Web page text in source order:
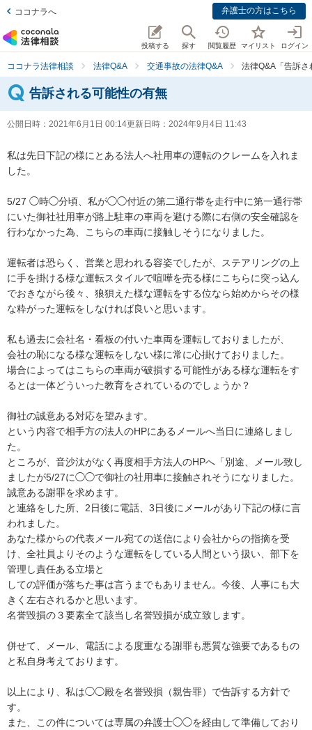
ココナラへ 弁護士の方はこちら
投稿する 探す 閲覧履歴 マイリスト ログイン
ココナラ法律相談 法律Q&A 交通事故の法律Q&A 法律Q&A「告訴
告訴される可能性の有無
公開日時： 2021年6月1日 00:14更新日時： 2024年9月4日 11:43
私は先日下記の様にとある法人へ社用車の運転のクレームを入れま
した。
5/27 ◯時◯分頃、私が◯◯付近の第二通行帯を走行中に第一通行帯
にいた御社社用車が路上駐車の車両を避ける際に右側の安全確認を
行わなかった為、こちらの車両に接触しそうになりました。
運転者は恐らく、営業と思われる容姿でしたが、ステアリングの上
に手を掛ける様な運転スタイルで喧嘩を売る様にこちらに突っ込ん
でおきながら後々、狼狽えた様な運転をする位なら始めからその様
な粋がった運転をしなければ良いと思います。
私も過去に会社名・看板の付いた車両を運転しておりましたが、
会社の恥になる様な運転をしない様に常に心掛けておりました。
場合によってはこちらの車両が破損する可能性がある様な運転をす
るとは一体どういった教育をされているのでしょうか？
御社の誠意ある対応を望みます。
という内容で相手方の法人のHPにあるメールへ当日に連絡しまし
た。
ところが、音沙汰がなく再度相手方法人のHPへ「別途、メール致し
ましたが5/27に◯◯で御社の社用車に接触されそうになりました。
誠意ある謝罪を求めます。
と連絡をした所、2日後に電話、3日後にメールがあり下記の様に言
われました。
あなた様からの代表メール宛ての送信により会社からの指摘を受
け、全社員よりそのような運転をしている人間という扱い、部下を
管理し責任ある立場と
しての評価が落ちた事は言うまでもありません。今後、人事にも大
きく左右されるかと思います。
名誉毀損の３要素全て該当し名誉毀損が成立致します。
併せて、メール、電話による度重なる謝罪も悪質な強要であるもの
と私自身考えております。
以上により、私は◯◯殿を名誉毀損（親告罪）で告訴する方針で
す。
また、この件については専属の弁護士◯◯を経由して準備しており